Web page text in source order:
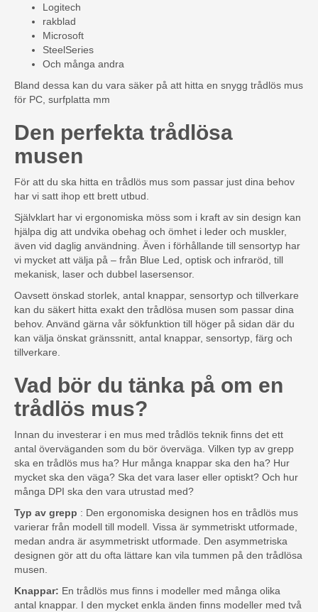
Logitech
rakblad
Microsoft
SteelSeries
Och många andra
Bland dessa kan du vara säker på att hitta en snygg trådlös mus
för PC, surfplatta mm
Den perfekta trådlösa
musen
För att du ska hitta en trådlös mus som passar just dina behov
har vi satt ihop ett brett utbud.
Självklart har vi ergonomiska möss som i kraft av sin design kan
hjälpa dig att undvika obehag och ömhet i leder och muskler,
även vid daglig användning. Även i förhållande till sensortyp har
vi mycket att välja på – från Blue Led, optisk och infraröd, till
mekanisk, laser och dubbel lasersensor.
Oavsett önskad storlek, antal knappar, sensortyp och tillverkare
kan du säkert hitta exakt den trådlösa musen som passar dina
behov. Använd gärna vår sökfunktion till höger på sidan där du
kan välja önskat gränssnitt, antal knappar, sensortyp, färg och
tillverkare.
Vad bör du tänka på om en
trådlös mus?
Innan du investerar i en mus med trådlös teknik finns det ett
antal överväganden som du bör överväga. Vilken typ av grepp
ska en trådlös mus ha? Hur många knappar ska den ha? Hur
mycket ska den väga? Ska det vara laser eller optiskt? Och hur
många DPI ska den vara utrustad med?
Typ av grepp : Den ergonomiska designen hos en trådlös mus
varierar från modell till modell. Vissa är symmetriskt utformade,
medan andra är asymmetriskt utformade. Den asymmetriska
designen gör att du ofta lättare kan vila tummen på den trådlösa
musen.
Knappar: En trådlös mus finns i modeller med många olika
antal knappar. I den mycket enkla änden finns modeller med två